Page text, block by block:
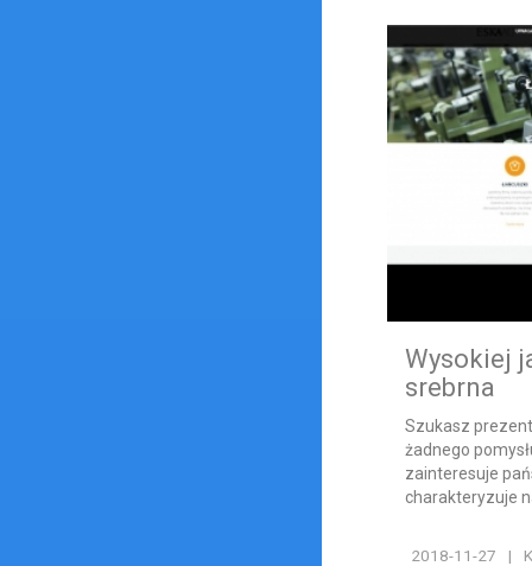
Wysokiej
srebrna
Szukasz
żadnego
zainteresuje
charakteryzuje
2018-11-27 |